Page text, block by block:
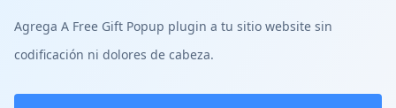
Agrega A Free Gift Popup plugin a tu sitio website sin
codificación ni dolores de cabeza.